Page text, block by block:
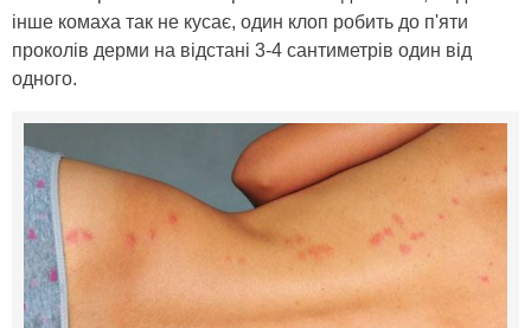
інше комаха так не кусає, один клоп робить до п'яти
проколів дерми на відстані 3-4 сантиметрів один від
одного.